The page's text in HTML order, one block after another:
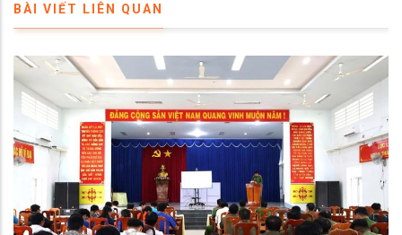
BÀI VIẾT LIÊN QUAN